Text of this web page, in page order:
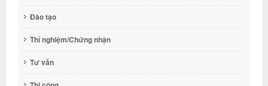
Đào tạo
Thí nghiệm/Chứng nhận
Tư vấn